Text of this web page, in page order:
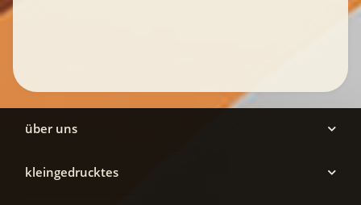
über uns
kleingedrucktes